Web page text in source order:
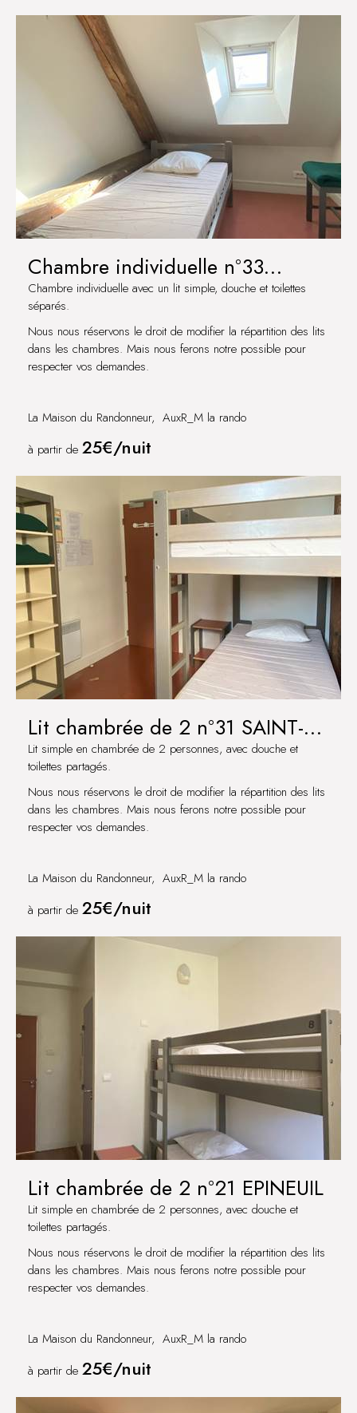
Chambre individuelle n°33
CHITRY
Chambre individuelle avec un lit simple, douche et toilettes
séparés.
Nous nous réservons le droit de modifier la répartition des lits
dans les chambres. Mais nous ferons notre possible pour
respecter vos demandes.
La Maison du Randonneur, AuxR_M la rando
à partir de 25€/nuit
Lit chambrée de 2 n°31 SAINT-
BRIS
Lit simple en chambrée de 2 personnes, avec douche et
toilettes partagés.
Nous nous réservons le droit de modifier la répartition des lits
dans les chambres. Mais nous ferons notre possible pour
respecter vos demandes.
La Maison du Randonneur, AuxR_M la rando
à partir de 25€/nuit
Lit chambrée de 2 n°21 EPINEUIL
Lit simple en chambrée de 2 personnes, avec douche et
toilettes partagés.
Nous nous réservons le droit de modifier la répartition des lits
dans les chambres. Mais nous ferons notre possible pour
respecter vos demandes.
La Maison du Randonneur, AuxR_M la rando
à partir de 25€/nuit